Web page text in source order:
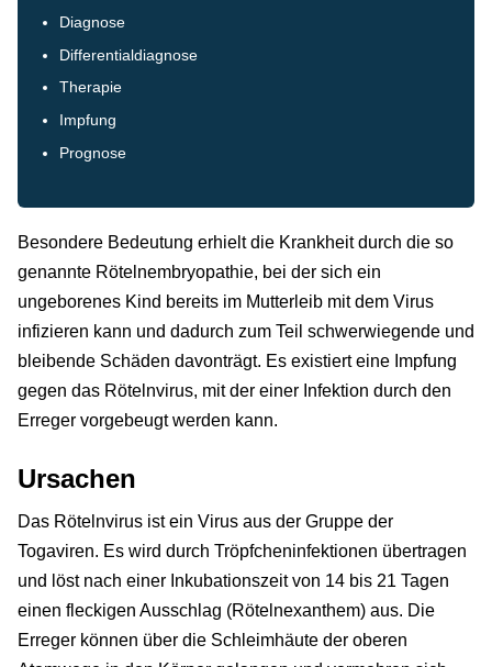
Diagnose
Differentialdiagnose
Therapie
Impfung
Prognose
Besondere Bedeutung erhielt die Krankheit durch die so
genannte Rötelnembryopathie, bei der sich ein
ungeborenes Kind bereits im Mutterleib mit dem Virus
infizieren kann und dadurch zum Teil schwerwiegende und
bleibende Schäden davonträgt. Es existiert eine Impfung
gegen das Rötelnvirus, mit der einer Infektion durch den
Erreger vorgebeugt werden kann.
Ursachen
Das Rötelnvirus ist ein Virus aus der Gruppe der
Togaviren. Es wird durch Tröpfcheninfektionen übertragen
und löst nach einer Inkubationszeit von 14 bis 21 Tagen
einen fleckigen Ausschlag (Rötelnexanthem) aus. Die
Erreger können über die Schleimhäute der oberen